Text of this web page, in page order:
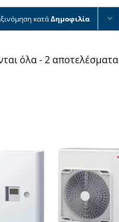
κατάΔημοφιλία
όλα - 2 αποτελέσματα